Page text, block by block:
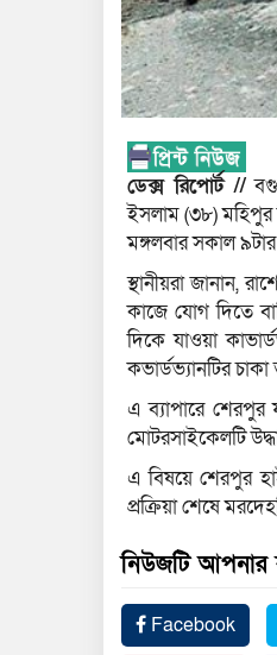
ডেক্স রিপোর্ট //
ইসলাম (৩৮) মহিপুর
মঙ্গলবার সকাল
স্থানীয়রা জানান,
কাজে যোগ দিতে
দিকে যাওয়া
কভার্ডভ্যানটির
এ ব্যাপারে শেরপুর
মোটরসাইকেলটি
এ বিষয়ে শেরপুর
প্রক্রিয়া শেষে
নিউজটি আপনার
Facebook